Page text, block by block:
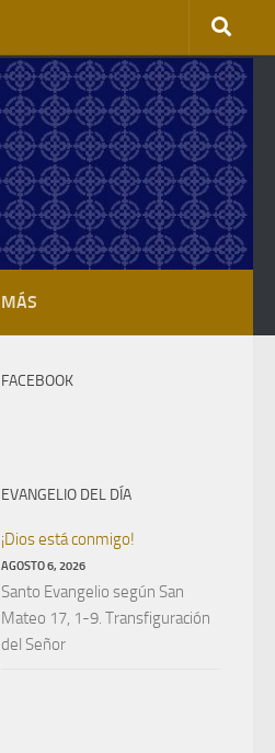
MÁS
FACEBOOK
EVANGELIO DEL DÍA
¡Dios está conmigo!
AGOSTO 6, 2026
Santo Evangelio según San
Mateo 17, 1-9. Transfiguración
del Señor